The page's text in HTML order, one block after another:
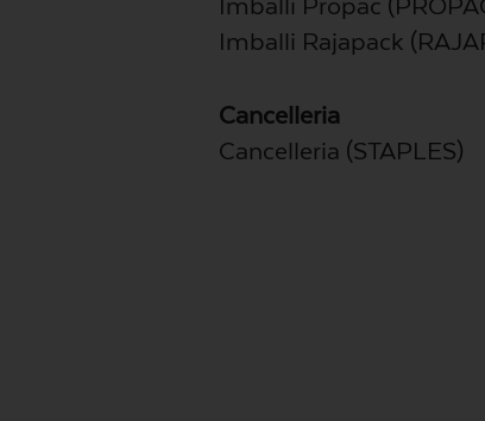
Imballi Propac
Imballi Rajapack
Cancelleria
Cancelleria (STAPLES)